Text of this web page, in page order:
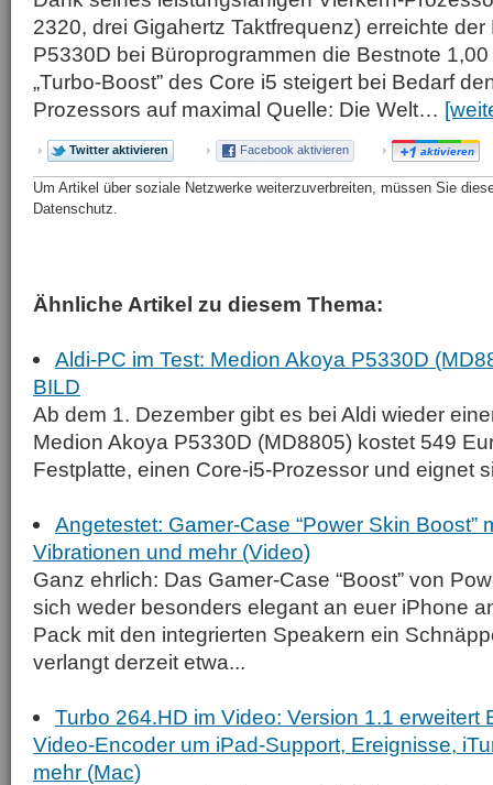
2320, drei Gigahertz Taktfrequenz) erreichte
P5330D bei Büroprogrammen die Bestnote
„Turbo-Boost” des Core i5 steigert bei Bedarf
Prozessors auf maximal Quelle: Die Welt…
Twitter aktivieren Facebook aktivieren aktivieren
Um Artikel über soziale Netzwerke weiterzuverbreiten, müssen Sie
Datenschutz.
Ähnliche Artikel zu diesem Thema:
Aldi-PC im Test: Medion Akoya P5330D
BILD
Ab dem 1. Dezember gibt es bei Aldi wieder
Medion Akoya P5330D (MD8805) kostet 549
Festplatte, einen Core-i5-Prozessor und eignet
Angetestet: Gamer-Case “Power Skin Boost”
Vibrationen und mehr (Video)
Ganz ehrlich: Das Gamer-Case “Boost” von
sich weder besonders elegant an euer iPhone
Pack mit den integrierten Speakern ein
verlangt derzeit etwa...
Turbo 264.HD im Video: Version 1.1 erweitert
Video-Encoder um iPad-Support, Ereignisse,
mehr (Mac)